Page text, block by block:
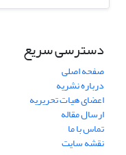
دسترسی سریع
صفحه اصلی
درباره نشریه
اعضای هیات تحریریه
ارسال مقاله
تماس با ما
نقشه سایت